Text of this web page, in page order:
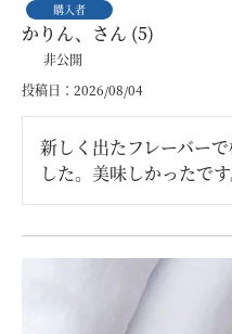
購入者
かりん、 5
非公開
投稿日
2026/08/04
新しく出たフレーバー
した。美味しかったです